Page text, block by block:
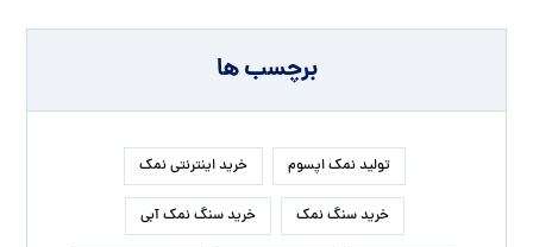
برچسب ها
تولید نمک اپسوم خرید اینترنتی نمک
خرید سنگ نمک خرید سنگ نمک آبی